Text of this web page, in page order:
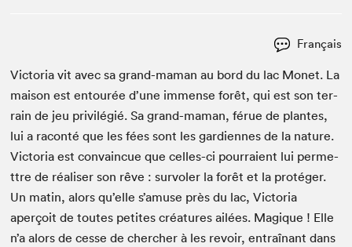
Français
Vic­to­ria vit avec sa grand-maman au bord du lac Mon­et. La
mai­son est entourée d’une immense forêt, qui est son ter­
rain de jeu priv­ilégié. Sa grand-maman, férue de plantes,
lui a racon­té que les fées sont les gar­di­ennes de la nature.
Vic­to­ria est con­va­in­cue que celles-ci pour­raient lui per­me­
t­tre de réalis­er son rêve : sur­v­ol­er la forêt et la pro­téger.
Un matin, alors qu’elle s’a­muse près du lac, Vic­to­ria
aperçoit de toutes petites créa­tures ailées. Mag­ique ! Elle
n’a alors de cesse de chercher à les revoir, entraî­nant dans